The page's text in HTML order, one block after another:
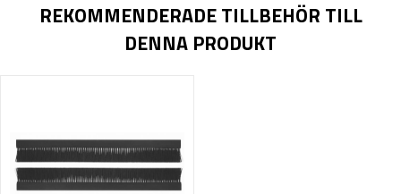
REKOMMENDERADE TILLBEHÖR TILL
DENNA PRODUKT